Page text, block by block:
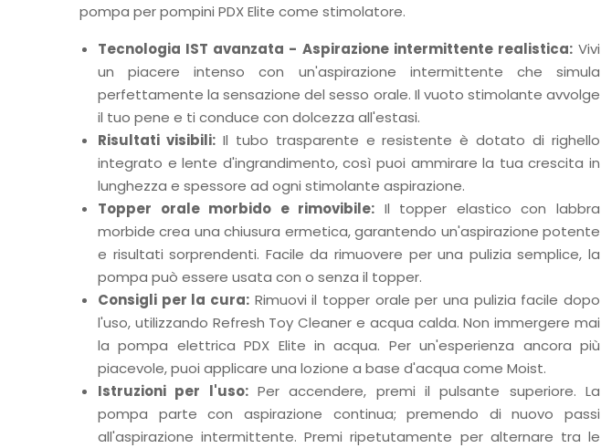
pompa per pompini PDX Elite come stimolatore.
Tecnologia IST avanzata - Aspirazione intermittente realistica:Vivi
un piacere intenso con un'aspirazione intermittente che simula
perfettamente la sensazione del sesso orale. Il vuoto stimolante avvolge
il tuo pene e ti conduce con dolcezza all'estasi.
Risultati visibili:Il tubo trasparente e resistente è dotato di righello
integrato e lente d'ingrandimento, così puoi ammirare la tua crescita in
lunghezza e spessore ad ogni stimolante aspirazione.
Topper orale morbido e rimovibile: Il topper elastico con labbra
morbide crea una chiusura ermetica, garantendo un'aspirazione potente
e risultati sorprendenti. Facile da rimuovere per una pulizia semplice, la
pompa può essere usata con o senza il topper.
Consigli per la cura: Rimuovi il topper orale per una pulizia facile dopo
l'uso, utilizzando Refresh Toy Cleaner e acqua calda. Non immergere mai
la pompa elettrica PDX Elite in acqua. Per un'esperienza ancora più
piacevole, puoi applicare una lozione a base d'acqua come Moist.
Istruzioni per l'uso:Per accendere, premi il pulsante superiore. La
pompa parte con aspirazione continua; premendo di nuovo passi
all'aspirazione intermittente. Premi ripetutamente per alternare tra le